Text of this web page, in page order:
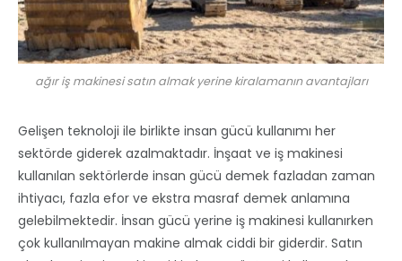
ağır iş makinesi satın almak yerine kiralamanın avantajları
Gelişen teknoloji ile birlikte insan gücü kullanımı her
sektörde giderek azalmaktadır. İnşaat ve iş makinesi
kullanılan sektörlerde insan gücü demek fazladan zaman
ihtiyacı, fazla efor ve ekstra masraf demek anlamına
gelebilmektedir. İnsan gücü yerine iş makinesi kullanırken
çok kullanılmayan makine almak ciddi bir giderdir. Satın